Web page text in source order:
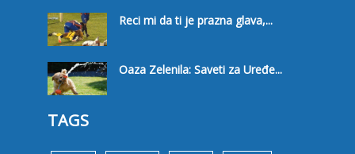
Reci mi da ti je prazna glava,...
Oaza Zelenila: Saveti za Uređe...
TAGS